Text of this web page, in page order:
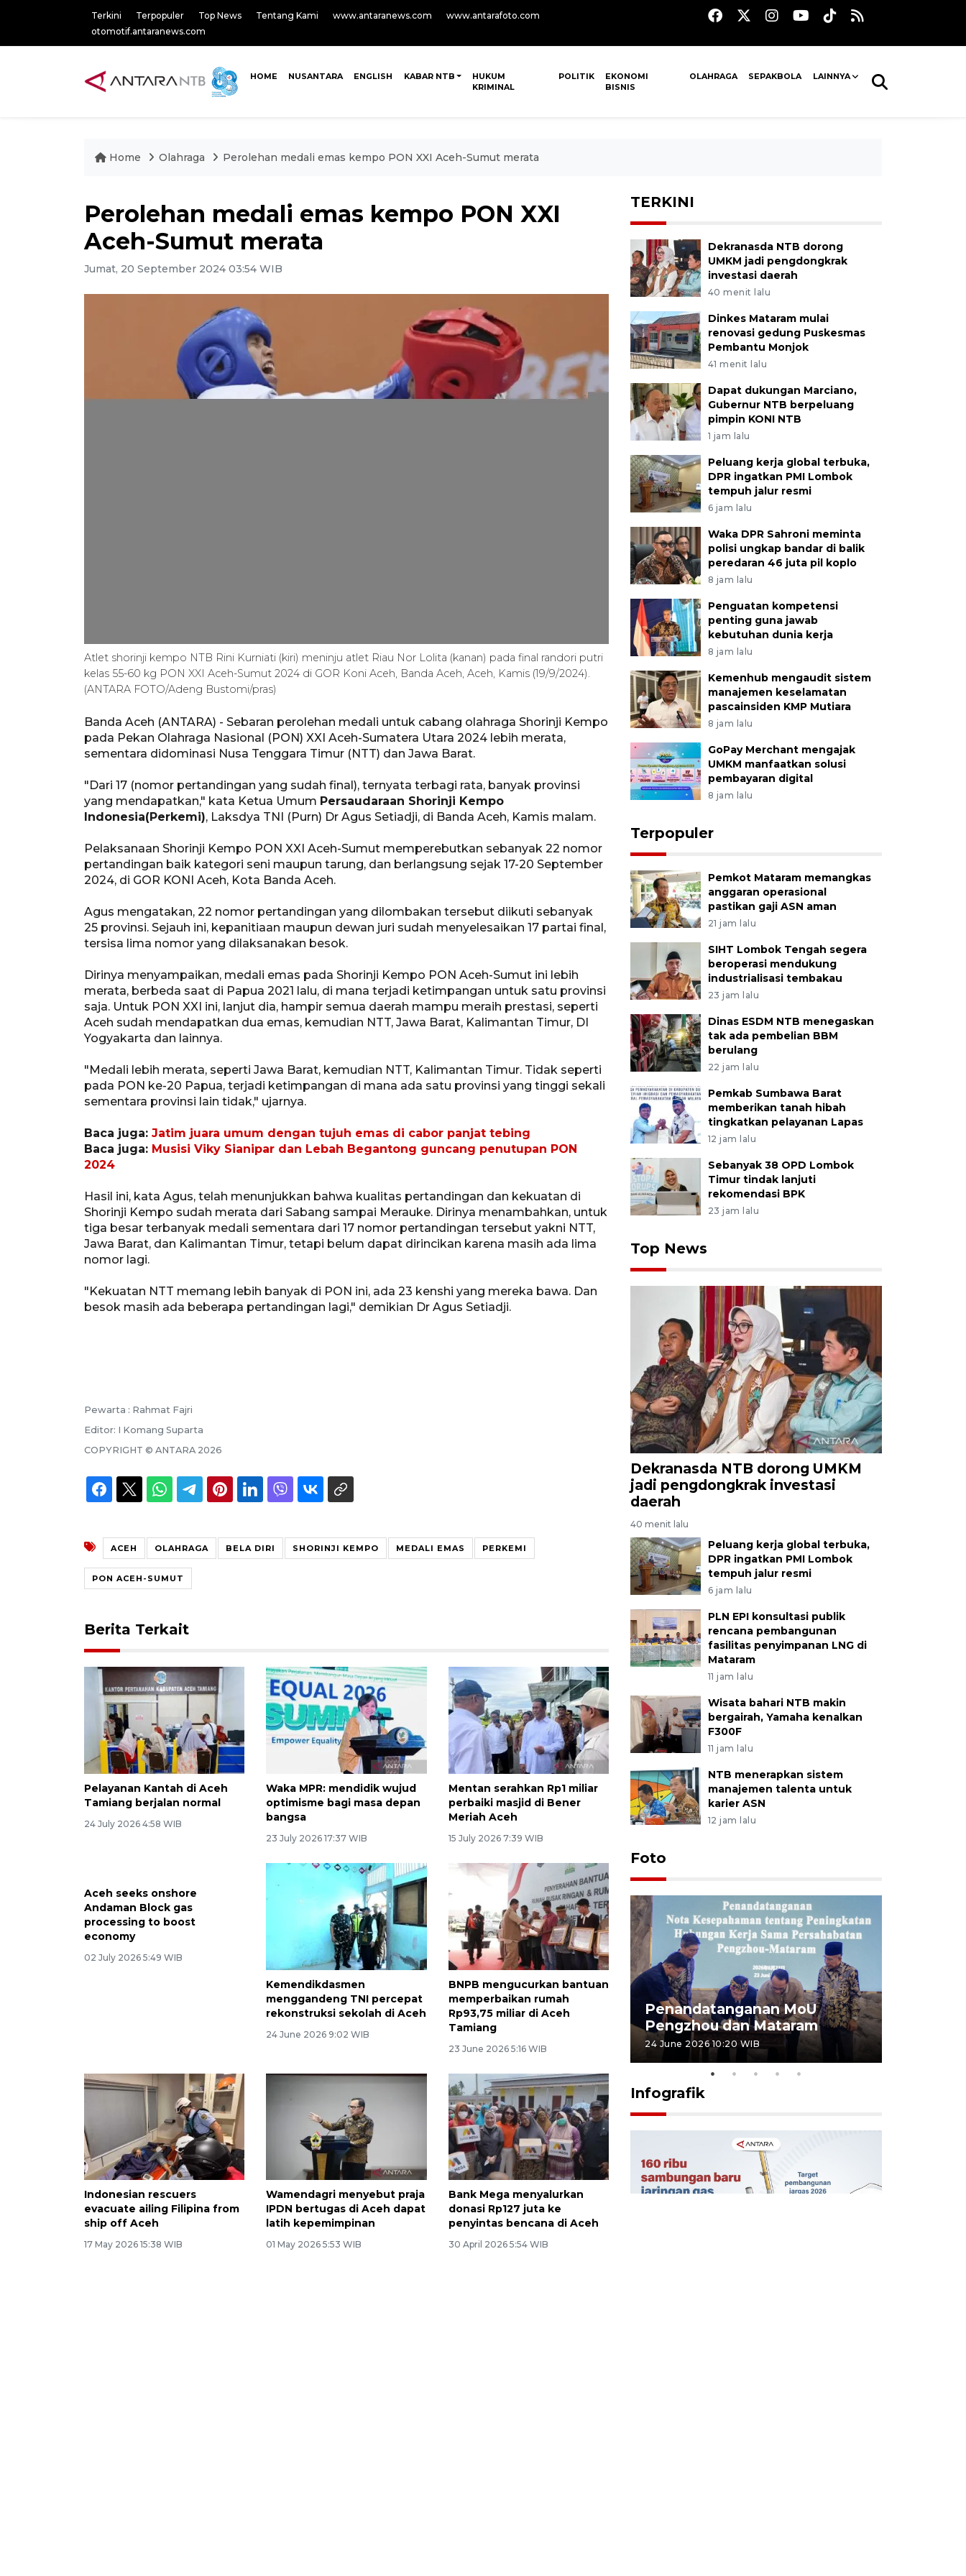
Terkini Terpopuler Top News Tentang Kami www.antaranews.com
www.antarafoto.com
otomotif.antaranews.com
HOME NUSANTARA ENGLISH KABAR NTB
HUKUM
KRIMINAL
POLITIK
EKONOMI
BISNIS
OLAHRAGA SEPAKBOLA LAINNYA
Home Olahraga Perolehan medali emas kempo PON XXI Aceh-Sumut merata
Perolehan medali emas kempo PON XXI
Aceh-Sumut merata
Jumat, 20 September 2024 03:54 WIB
Atlet shorinji kempo NTB Rini Kurniati (kiri) meninju atlet Riau Nor Lolita (kanan) pada final randori putri
kelas 55-60 kg PON XXI Aceh-Sumut 2024 di GOR Koni Aceh, Banda Aceh, Aceh, Kamis (19/9/2024).
(ANTARA FOTO/Adeng Bustomi/pras)
Banda Aceh (ANTARA) - Sebaran perolehan medali untuk cabang olahraga Shorinji Kempo
pada Pekan Olahraga Nasional (PON) XXI Aceh-Sumatera Utara 2024 lebih merata,
sementara didominasi Nusa Tenggara Timur (NTT) dan Jawa Barat.
"Dari 17 (nomor pertandingan yang sudah final), ternyata terbagi rata, banyak provinsi
yang mendapatkan," kata Ketua Umum Persaudaraan Shorinji Kempo
Indonesia(Perkemi), Laksdya TNI (Purn) Dr Agus Setiadji, di Banda Aceh, Kamis malam.
Pelaksanaan Shorinji Kempo PON XXI Aceh-Sumut memperebutkan sebanyak 22 nomor
pertandingan baik kategori seni maupun tarung, dan berlangsung sejak 17-20 September
2024, di GOR KONI Aceh, Kota Banda Aceh.
Agus mengatakan, 22 nomor pertandingan yang dilombakan tersebut diikuti sebanyak
25 provinsi. Sejauh ini, kepanitiaan maupun dewan juri sudah menyelesaikan 17 partai final,
tersisa lima nomor yang dilaksanakan besok.
Dirinya menyampaikan, medali emas pada Shorinji Kempo PON Aceh-Sumut ini lebih
merata, berbeda saat di Papua 2021 lalu, di mana terjadi ketimpangan untuk satu provinsi
saja. Untuk PON XXI ini, lanjut dia, hampir semua daerah mampu meraih prestasi, seperti
Aceh sudah mendapatkan dua emas, kemudian NTT, Jawa Barat, Kalimantan Timur, DI
Yogyakarta dan lainnya.
"Medali lebih merata, seperti Jawa Barat, kemudian NTT, Kalimantan Timur. Tidak seperti
pada PON ke-20 Papua, terjadi ketimpangan di mana ada satu provinsi yang tinggi sekali
sementara provinsi lain tidak," ujarnya.
Baca juga: Jatim juara umum dengan tujuh emas di cabor panjat tebing
Baca juga: Musisi Viky Sianipar dan Lebah Begantong guncang penutupan PON
2024
Hasil ini, kata Agus, telah menunjukkan bahwa kualitas pertandingan dan kekuatan di
Shorinji Kempo sudah merata dari Sabang sampai Merauke. Dirinya menambahkan, untuk
tiga besar terbanyak medali sementara dari 17 nomor pertandingan tersebut yakni NTT,
Jawa Barat, dan Kalimantan Timur, tetapi belum dapat dirincikan karena masih ada lima
nomor lagi.
"Kekuatan NTT memang lebih banyak di PON ini, ada 23 kenshi yang mereka bawa. Dan
besok masih ada beberapa pertandingan lagi," demikian Dr Agus Setiadji.
Pewarta : Rahmat Fajri
Editor: I Komang Suparta
COPYRIGHT © ANTARA 2026
ACEH OLAHRAGA BELA DIRI SHORINJI KEMPO MEDALI EMAS PERKEMI
PON ACEH-SUMUT
Berita Terkait
Pelayanan Kantah di Aceh
Tamiang berjalan normal
24 July 2026 4:58 WIB
Waka MPR: mendidik wujud
optimisme bagi masa depan
bangsa
23 July 2026 17:37 WIB
Mentan serahkan Rp1 miliar
perbaiki masjid di Bener
Meriah Aceh
15 July 2026 7:39 WIB
Kemendikdasmen
menggandeng TNI percepat
rekonstruksi sekolah di Aceh
24 June 2026 9:02 WIB
BNPB mengucurkan bantuan
memperbaikan rumah
Rp93,75 miliar di Aceh
Tamiang
23 June 2026 5:16 WIB
Indonesian rescuers
evacuate ailing Filipina from
ship off Aceh
17 May 2026 15:38 WIB
Wamendagri menyebut praja
IPDN bertugas di Aceh dapat
latih kepemimpinan
01 May 2026 5:53 WIB
Bank Mega menyalurkan
donasi Rp127 juta ke
penyintas bencana di Aceh
30 April 2026 5:54 WIB
TERKINI
Dekranasda NTB dorong
UMKM jadi pengdongkrak
investasi daerah
40 menit lalu
Dinkes Mataram mulai
renovasi gedung Puskesmas
Pembantu Monjok
41 menit lalu
Dapat dukungan Marciano,
Gubernur NTB berpeluang
pimpin KONI NTB
1 jam lalu
Peluang kerja global terbuka,
DPR ingatkan PMI Lombok
tempuh jalur resmi
6 jam lalu
Waka DPR Sahroni meminta
polisi ungkap bandar di balik
peredaran 46 juta pil koplo
8 jam lalu
Penguatan kompetensi
penting guna jawab
kebutuhan dunia kerja
8 jam lalu
Kemenhub mengaudit sistem
manajemen keselamatan
pascainsiden KMP Mutiara
8 jam lalu
GoPay Merchant mengajak
UMKM manfaatkan solusi
pembayaran digital
8 jam lalu
Terpopuler
Pemkot Mataram memangkas
anggaran operasional
pastikan gaji ASN aman
21 jam lalu
SIHT Lombok Tengah segera
beroperasi mendukung
industrialisasi tembakau
23 jam lalu
Dinas ESDM NTB menegaskan
tak ada pembelian BBM
berulang
22 jam lalu
Pemkab Sumbawa Barat
memberikan tanah hibah
tingkatkan pelayanan Lapas
12 jam lalu
Sebanyak 38 OPD Lombok
Timur tindak lanjuti
rekomendasi BPK
23 jam lalu
Top News
Dekranasda NTB dorong UMKM
jadi pengdongkrak investasi
daerah
40 menit lalu
Peluang kerja global terbuka,
DPR ingatkan PMI Lombok
tempuh jalur resmi
6 jam lalu
PLN EPI konsultasi publik
rencana pembangunan
fasilitas penyimpanan LNG di
Mataram
11 jam lalu
Wisata bahari NTB makin
bergairah, Yamaha kenalkan
F300F
11 jam lalu
NTB menerapkan sistem
manajemen talenta untuk
karier ASN
12 jam lalu
Foto
Sidang putusan terdakwa
pembunuhan Brigadir Nurhadi
10 March 2026 12:55 WIB
Penandatanganan MoU
Pengzhou dan Mataram
24 June 2026 10:20 WIB
Infografik